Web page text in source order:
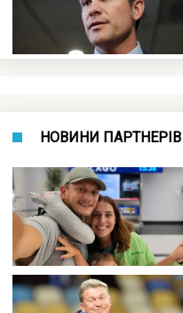
НОВИНИ ПАРТНЕРІВ